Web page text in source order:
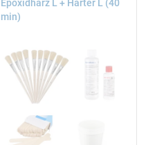
Epoxidharz L + Härter L (40
min)